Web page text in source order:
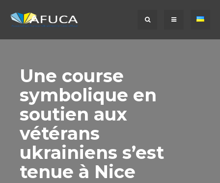
Une course
symbolique en
soutien aux
vétérans
ukrainiens s’est
tenue à Nice